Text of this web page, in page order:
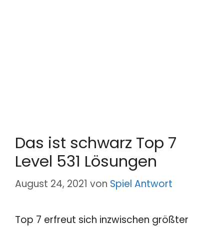
Das ist schwarz Top 7
Level 531 Lösungen
August 24, 2021 von Spiel Antwort
Top 7 erfreut sich inzwischen größter